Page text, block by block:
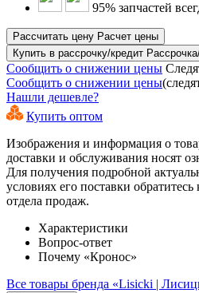
95% запчастей
Рассчитать цену Расчет цены
Купить в рассрочку/кредит
Сообщить о снижении цены
Сообщить о снижении цены
Нашли дешевле?
Купить оптом
Изображения и информация о
доставки и обслуживания носят
Для получения подробной
условиях его поставки
отдела продаж.
Характеристики
Вопрос-ответ
Почему «Кронос»
Все товары бренда «Lisicki |